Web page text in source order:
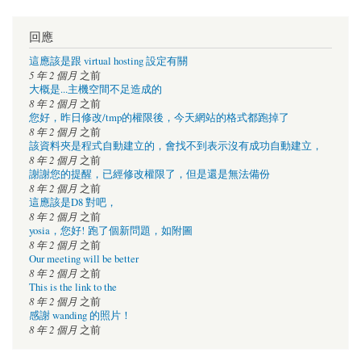
回應
這應該是跟 virtual hosting 設定有關
5 年 2 個月 之前
大概是...主機空間不足造成的
8 年 2 個月 之前
您好，昨日修改/tmp的權限後，今天網站的格式都跑掉了
8 年 2 個月 之前
該資料夾是程式自動建立的，會找不到表示沒有成功自動建立，
8 年 2 個月 之前
謝謝您的提醒，已經修改權限了，但是還是無法備份
8 年 2 個月 之前
這應該是D8 對吧，
8 年 2 個月 之前
yosia，您好! 跑了個新問題，如附圖
8 年 2 個月 之前
Our meeting will be better
8 年 2 個月 之前
This is the link to the
8 年 2 個月 之前
感謝 wanding 的照片！
8 年 2 個月 之前